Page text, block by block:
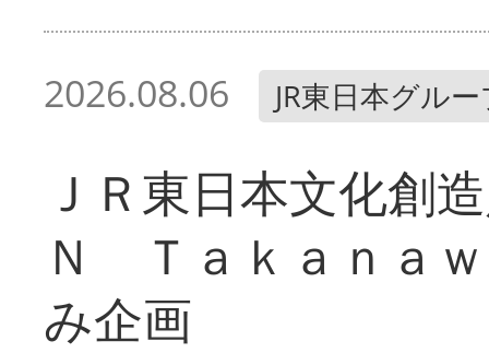
2026.08.06 JR東日本グル
ＪＲ東日本文化創
Ｎ Ｔａｋａｎａ
み企画